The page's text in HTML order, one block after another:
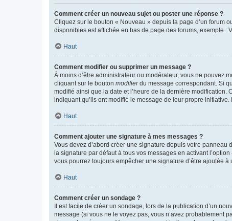
Comment créer un nouveau sujet ou poster une réponse ?
Cliquez sur le bouton « Nouveau » depuis la page d’un forum
disponibles est affichée en bas de page des forums, exemple :
Haut
Comment modifier ou supprimer un message ?
À moins d’être administrateur ou modérateur, vous ne pouvez
cliquant sur le bouton modifierdu message correspondant. Si
modifié ainsi que la date et l’heure de la dernière
indiquant qu’ils ont modifié le message de leur propre
Haut
Comment ajouter une signature à mes messages ?
Vous devez d’abord créer une signature depuis votre panneau
la signature par défaut à tous vos messages en activant
vous pourrez toujours empêcher une signature d’être ajoutée
Haut
Comment créer un sondage ?
Il est facile de créer un sondage, lors de la publication d’un
message (si vous ne le voyez pas, vous n’avez probablement